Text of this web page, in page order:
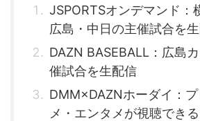
JSPORTSオンデマンド：
広島・中日の主催試合を
DAZN BASEBALL：広島
催試合を生配信
DMM×DAZNホーダイ：
メ・エンタメが視聴できる